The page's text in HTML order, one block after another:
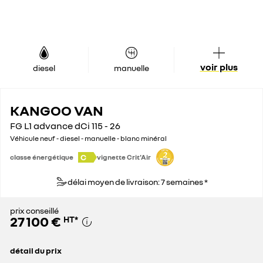
diesel manuelle voir plus
KANGOO VAN
FG L1 advance dCi 115 - 26
Véhicule neuf - diesel - manuelle - blanc minéral
classe énergétique C vignette Crit'Air
délai moyen de livraison: 7 semaines *
prix conseillé
27 100 € HT*
détail du prix